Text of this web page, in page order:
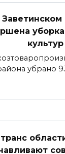
Заветинском
культур
убрано